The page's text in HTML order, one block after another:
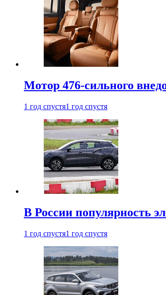
Мотор 476-сильного
1 год спустя1 год спустя
В России популярность
1 год спустя1 год спустя